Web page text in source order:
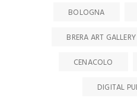
BOLOGNA
BRERA ART GALLERY
CENACOLO
DIGITAL